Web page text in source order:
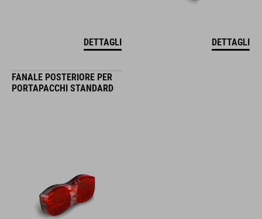
DETTAGLI DETTAGLI
FANALE POSTERIORE PER
PORTAPACCHI STANDARD